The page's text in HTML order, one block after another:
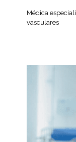
Médica
vasculares